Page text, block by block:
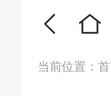
当前位置：